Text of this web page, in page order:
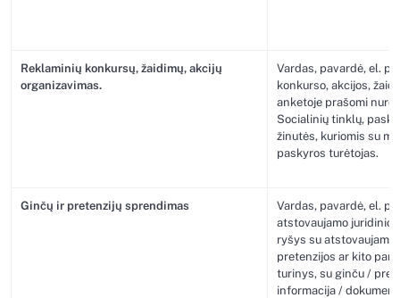
Reklaminių konkursų, žaidimų, akcijų
organizavimas.
Vardas, pavardė, el.
konkurso, akcijos,
anketoje prašomi
Socialinių tinklų,
žinutės, kuriomis su
paskyros turėtojas.
Ginčų ir pretenzijų sprendimas
Vardas, pavardė, el.
atstovaujamo juridinio
ryšys su atstovaujamu
pretenzijos ar kito
turinys, su ginču /
informacija /